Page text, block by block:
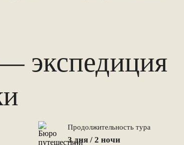
экспедиция
Продолжительность тура
3 дня / 2 ночи